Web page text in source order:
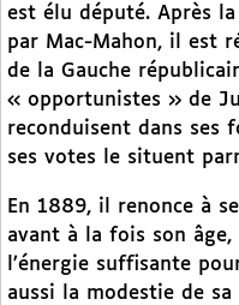
est élu député. Après
par Mac-Mahon, il est
de la Gauche
« opportunistes » de
reconduisent dans ses
ses votes le situent
En 1889, il renonce à
avant à la fois son
l’énergie suffisante
aussi la modestie de